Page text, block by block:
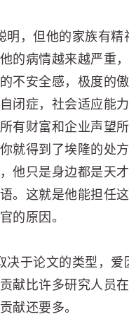
明，但他的家族有精
的病情越来越严重
不安全感，极度的
闭症，社会适应能
有财富和企业声望
就得到了埃隆的处方
他只是身边都是天
。这就是他能担任
的原因。
决于论文的类型，爱
献比许多研究人员
献还要多。